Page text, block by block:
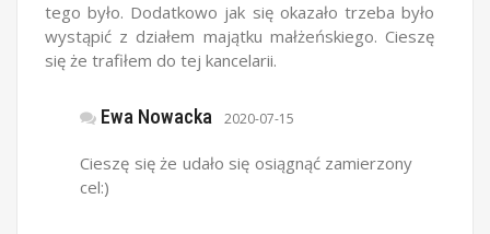
tego było. Dodatkowo jak się okazało trzeba było
wystąpić z działem majątku małżeńskiego. Cieszę
się że trafiłem do tej kancelarii.
Ewa Nowacka 2020-07-15
Cieszę się że udało się osiągnąć zamierzony
cel:)